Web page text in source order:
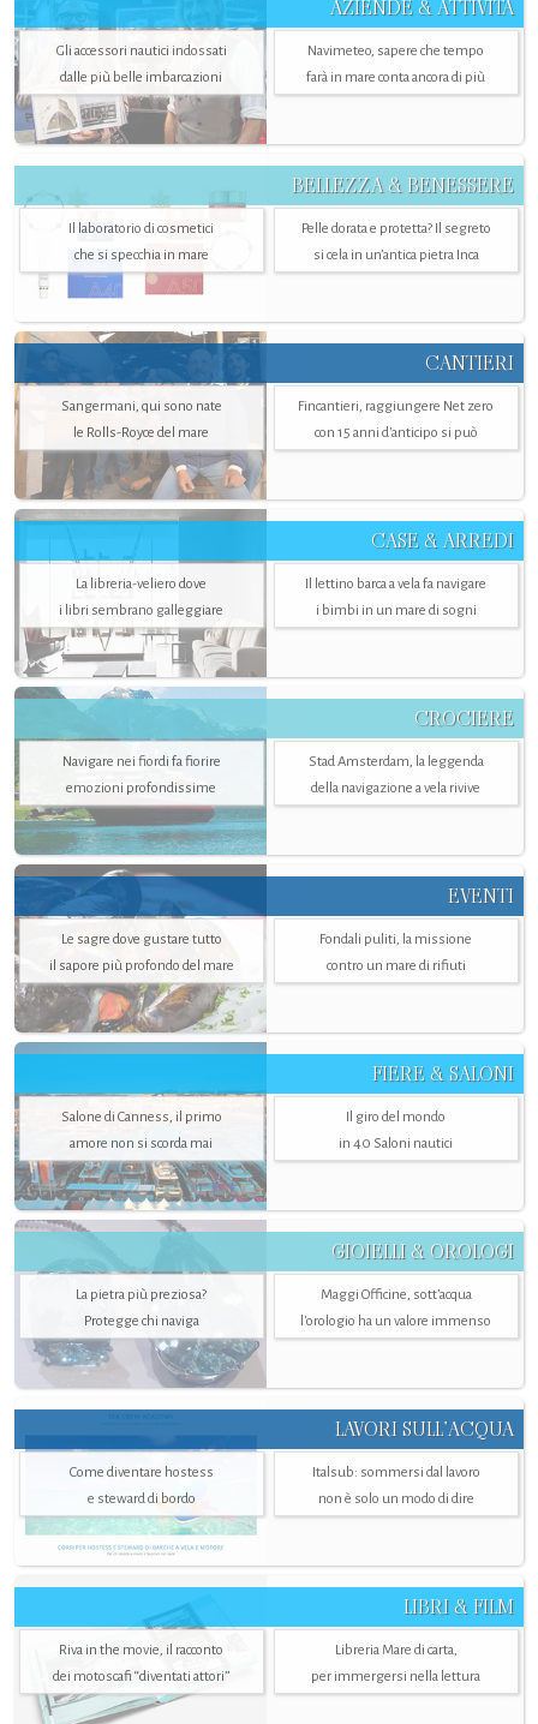
AZIENDE & ATTIVITÀ
Gli accessori nautici indossati
dalle più belle imbarcazioni
Navimeteo, sapere che tempo
farà in mare conta ancora di più
BELLEZZA & BENESSERE
Il laboratorio di cosmetici
che si specchia in mare
Pelle dorata e protetta? Il segreto
si cela in un’antica pietra Inca
CANTIERI
Sangermani, qui sono nate
le Rolls-Royce del mare
Fincantieri, raggiungere Net zero
con 15 anni d'anticipo si può
CASE & ARREDI
La libreria-veliero dove
i libri sembrano galleggiare
Il lettino barca a vela fa navigare
i bimbi in un mare di sogni
CROCIERE
Navigare nei fiordi fa fiorire
emozioni profondissime
Stad Amsterdam, la leggenda
della navigazione a vela rivive
EVENTI
Le sagre dove gustare tutto
il sapore più profondo del mare
Fondali puliti, la missione
contro un mare di rifiuti
FIERE & SALONI
Salone di Canness, il primo
amore non si scorda mai
Il giro del mondo
in 40 Saloni nautici
GIOIELLI & OROLOGI
La pietra più preziosa?
Protegge chi naviga
Maggi Officine, sott’acqua
l'orologio ha un valore immenso
LAVORI SULL’ACQUA
Come diventare hostess
e steward di bordo
Italsub: sommersi dal lavoro
non è solo un modo di dire
LIBRI & FILM
Riva in the movie, il racconto
dei motoscafi “diventati attori”
Libreria Mare di carta,
per immergersi nella lettura